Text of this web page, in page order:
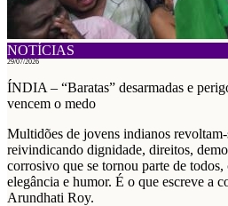
NOTÍCIAS
29/07/2026
ÍNDIA – “Baratas” desarmadas e
vencem o medo
Multidões de jovens indianos
reivindicando dignidade, direitos,
corrosivo que se tornou parte de todos,
elegância e humor. É o que escreve a
Arundhati Roy.